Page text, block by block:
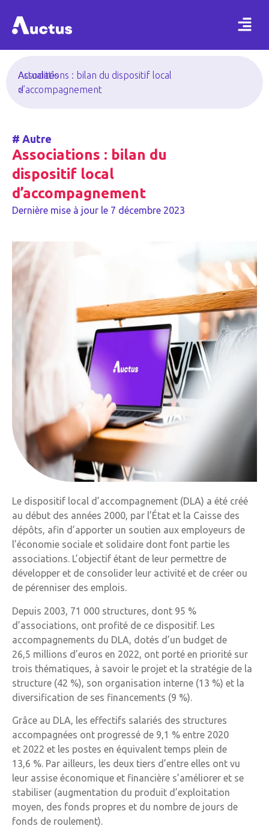
Actualités
>
Associations : bilan du dispositif local
d’accompagnement
# Autre
Associations : bilan du
dispositif local
d’accompagnement
Dernière mise à jour le 7 décembre 2023
Le dispositif local d’accompagnement (DLA) a été créé
au début des années 2000, par l’État et la Caisse des
dépôts, afin d’apporter un soutien aux employeurs de
l’économie sociale et solidaire dont font partie les
associations. L’objectif étant de leur permettre de
développer et de consolider leur activité et de créer ou
de pérenniser des emplois.
Depuis 2003, 71 000 structures, dont 95 %
d’associations, ont profité de ce dispositif. Les
accompagnements du DLA, dotés d’un budget de
26,5 millions d’euros en 2022, ont porté en priorité sur
trois thématiques, à savoir le projet et la stratégie de la
structure (42 %), son organisation interne (13 %) et la
diversification de ses financements (9 %).
Grâce au DLA, les effectifs salariés des structures
accompagnées ont progressé de 9,1 % entre 2020
et 2022 et les postes en équivalent temps plein de
13,6 %. Par ailleurs, les deux tiers d’entre elles ont vu
leur assise économique et financière s’améliorer et se
stabiliser (augmentation du produit d’exploitation
moyen, des fonds propres et du nombre de jours de
fonds de roulement).